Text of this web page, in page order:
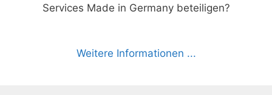
Services Made in Germany beteiligen?
Weitere Informationen ...